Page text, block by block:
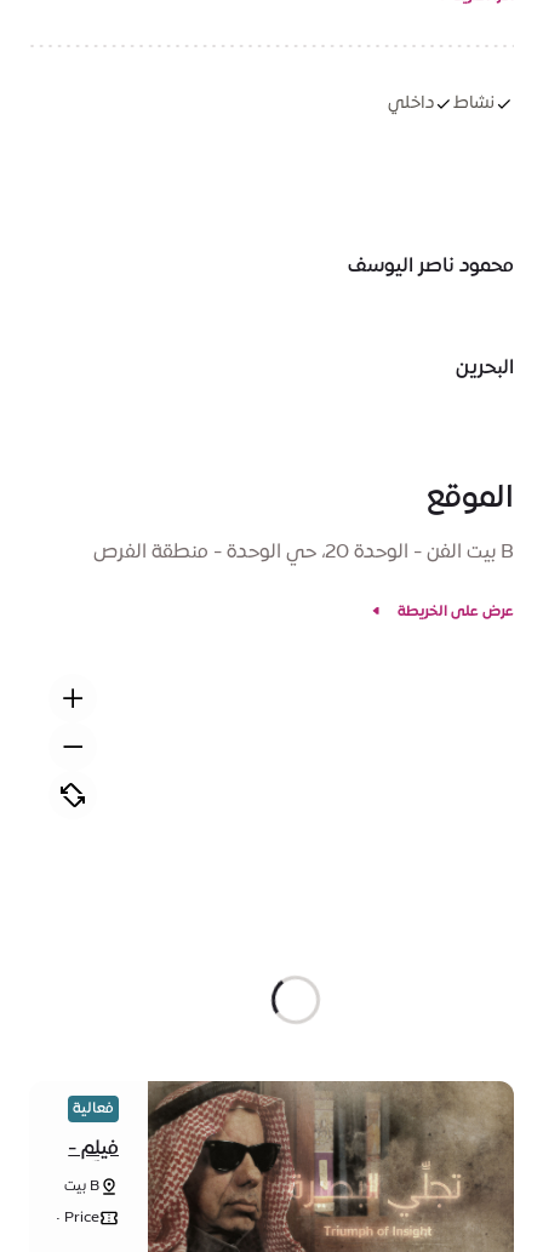
إلى إنتاج مطبوعات مقطوعة على مشمع الأرضيات باللمس.
ويحتفي بسنواته الأخيرة كدليل على أن البصيرة الحقيقية
نشاط داخلي
محمود ناصر اليوسف
البحرين
الموقع
B بيت الفن - الوحدة 20، حي الوحدة - منطقة الفرص
عرض على الخريطة
فعالية
فيلم -
تجلّي
البصيرة
B بيت
الفن -
Price •